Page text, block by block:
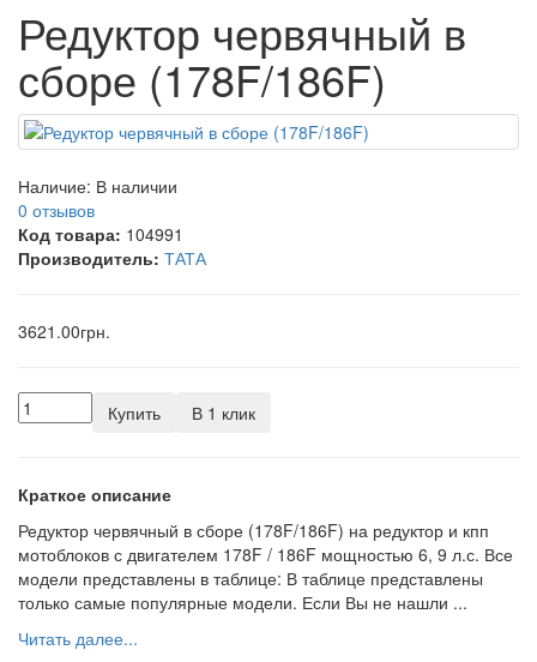
Редуктор червячный в
сборе (178F/186F)
Наличие: В наличии
0 отзывов
Код товара: 104991
Производитель: ТАТА
3621.00грн.
Купить В 1 клик
Краткое описание
Редуктор червячный в сборе (178F/186F) на редуктор и кпп
мотоблоков с двигателем 178F / 186F мощностью 6, 9 л.с. Все
модели представлены в таблице: В таблице представлены
только самые популярные модели. Если Вы не нашли ...
Читать далее...